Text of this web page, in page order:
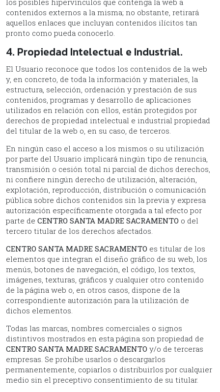
los posibles hipervínculos que contenga la web a
contenidos externos a la misma; no obstante, retirará
aquellos enlaces que incluyan contenidos ilícitos tan
pronto como pueda conocerlo.
4. Propiedad Intelectual e Industrial.
El Usuario reconoce que todos los contenidos de la web
y, en concreto, de toda la información y materiales, la
estructura, selección, ordenación y prestación de sus
contenidos, programas y desarrollo de aplicaciones
utilizados en relación con ellos, están protegidos por
derechos de propiedad intelectual e industrial propiedad
del titular de la web o, en su caso, de terceros.
En ningún caso el acceso a los mismos o su utilización
por parte del Usuario implicará ningún tipo de renuncia,
transmisión o cesión total ni parcial de dichos derechos,
ni confiere ningún derecho de utilización, alteración,
explotación, reproducción, distribución o comunicación
pública sobre dichos contenidos sin la previa y expresa
autorización específicamente otorgada a tal efecto por
parte de CENTRO SANTA MADRE SACRAMENTO o del
tercero titular de los derechos afectados.
CENTRO SANTA MADRE SACRAMENTO es titular de los
elementos que integran el diseño gráfico de su web, los
menús, botones de navegación, el código, los textos,
imágenes, texturas, gráficos y cualquier otro contenido
de la página web o, en otros casos, dispone de la
correspondiente autorización para la utilización de
dichos elementos.
Todas las marcas, nombres comerciales o signos
distintivos mostrados en esta página son propiedad de
CENTRO SANTA MADRE SACRAMENTO y/o de terceras
empresas. Se prohíbe usarlos o descargarlos
permanentemente, copiarlos o distribuirlos por cualquier
medio sin el preceptivo consentimiento de su titular.